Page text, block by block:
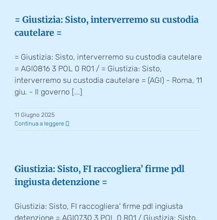
= Giustizia: Sisto, interverremo su custodia
cautelare =
= Giustizia: Sisto, interverremo su custodia cautelare
= AGI0816 3 POL 0 R01 / = Giustizia: Sisto,
interverremo su custodia cautelare = (AGI) - Roma, 11
giu. - Il governo [...]
11 Giugno 2025
Continua a leggere
Giustizia: Sisto, FI raccogliera’ firme pdl
ingiusta detenzione =
Giustizia: Sisto, FI raccogliera' firme pdl ingiusta
detenzione = AGI0730 3 POL 0 R01 / Giustizia: Sisto,